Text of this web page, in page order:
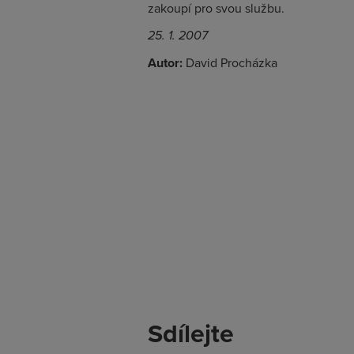
zakoupí pro svou službu.
25. 1. 2007
Autor: David Procházka
Sdílejte